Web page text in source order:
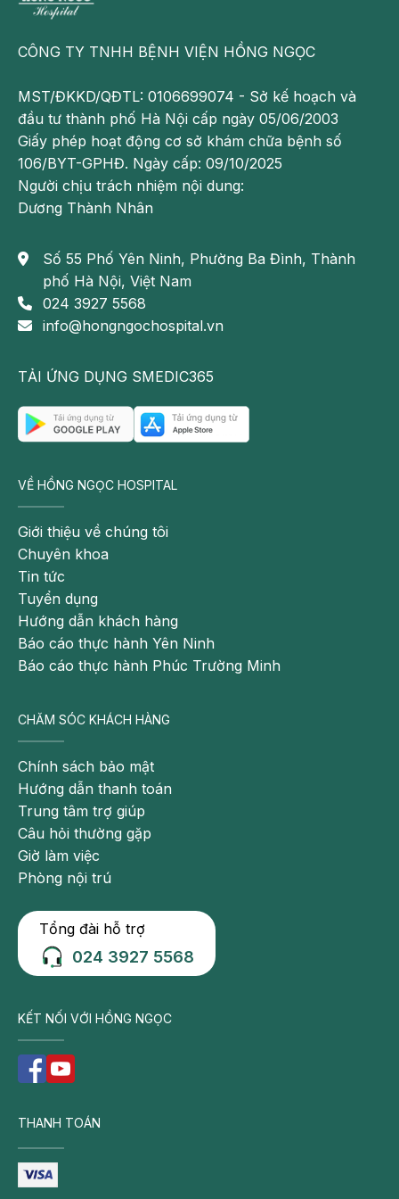
kết quả: Mọi dữ liệu cá nhân và y tế đều được lưu
trữ và xử lý theo tiêu chuẩn an toàn bảo mật
nghiêm ngặt, chỉ cung cấp cho người giám hộ hợp
pháp và đội ngũ chuyên môn có liên quan
Thủ tục khám nhanh gọn, không cần chờ đợi, áp
dụng Bảo hiểm, điều dưỡng hỗ trợ trong suốt quá
trình thăm khám
Ngoài ra, nhiều tiện ích hấp dẫn dành cho các bậc
phụ huynh như bãi đỗ xe miễn phí, wifi tốc độ cao
quán cafe,…
Trẻ được miễn phí suất ăn nhẹ sau khi tầm soát dậy
thì sớm tại BVĐK Hồng Ngọc
Nhờ những ưu điểm nổi bật trong thăm khám và điều
trị, Bệnh viện đa khoa Hồng Ngọc đã trở thành địa
chỉ uy tín được nhiều phụ huynh tin tưởng lựa chọn
khi tầm soát dậy thì sớm cho trẻ. Phát hiện sớm
không chỉ giúp con tối ưu chiều cao tương lai mà còn
“thời điểm vàng” để đồng hành cùng con ngay từ
hôm nay.
----------------
KHOA NHI NỘI TIẾT - BỆNH VIỆN ĐA KHOA HỒNG
NGỌC
Số 8 Châu Văn Liêm, Từ Liêm, Hà Nội
Số 55 Yên Ninh, Ba Đình, Hà Nội
Đạt chứng chỉ ACHS International về tiêu chuẩn
chăm sóc sức khỏe của Hội đồng Úc
CÔNG TY TNHH BỆNH VIỆN HỒNG NGỌC
MST/ĐKKD/QĐTL: 0106699074 - Sở kế hoạch và
đầu tư thành phố Hà Nội cấp ngày 05/06/2003
Giấy phép hoạt động cơ sở khám chữa bệnh số
106/BYT-GPHĐ. Ngày cấp: 09/10/2025
Người chịu trách nhiệm nội dung:
Dương Thành Nhân
Số 55 Phố Yên Ninh, Phường Ba Đình, Thành
phố Hà Nội, Việt Nam
024 3927 5568
info@hongngochospital.vn
TẢI ỨNG DỤNG SMEDIC365
VỀ HỒNG NGỌC HOSPITAL
Giới thiệu về chúng tôi
Chuyên khoa
Tin tức
Tuyển dụng
Hướng dẫn khách hàng
Báo cáo thực hành Yên Ninh
Báo cáo thực hành Phúc Trường Minh
CHĂM SÓC KHÁCH HÀNG
Chính sách bảo mật
Hướng dẫn thanh toán
Trung tâm trợ giúp
Câu hỏi thường gặp
Giờ làm việc
Phòng nội trú
Tổng đài hỗ trợ
024 3927 5568
KẾT NỐI VỚI HỒNG NGỌC
THANH TOÁN